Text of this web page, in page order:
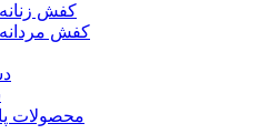
کفش
کفش
محصولات